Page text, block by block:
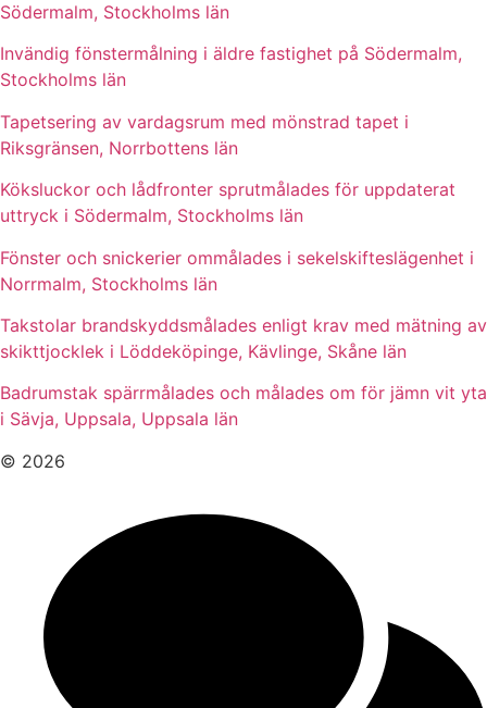
Södermalm, Stockholms län
Invändig fönstermålning i äldre fastighet på Södermalm,
Stockholms län
Tapetsering av vardagsrum med mönstrad tapet i
Riksgränsen, Norrbottens län
Köksluckor och lådfronter sprutmålades för uppdaterat
uttryck i Södermalm, Stockholms län
Fönster och snickerier ommålades i sekelskifteslägenhet i
Norrmalm, Stockholms län
Takstolar brandskyddsmålades enligt krav med mätning av
skikttjocklek i Löddeköpinge, Kävlinge, Skåne län
Badrumstak spärrmålades och målades om för jämn vit yta
i Sävja, Uppsala, Uppsala län
© 2026